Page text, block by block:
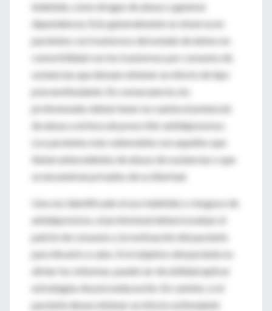
indebida, como drogas de abuso y generar
dependencia. Esto generalmente se observa en
pacientes con trastornos del estado de ánimo en
comorbilidad con los trastornos por consumo de
sustancias que desean obtener un efecto de tipo
psicoestimulante. En consecuencia, los
profesionales deben tener en cuenta el potencial
de abuso a la hora de prescribir antidepresivos.
Los pacientes más vulnerables son aquellos que
tienen antecedentes de abuso de sustancias o que
se encuentran privados de su libertad.
Una vez identificado el uso indebido o riesgoso de
antidepresivos, el profesional deberá evaluar el
patrón de consumo y la motivación del paciente
para llevarlo a cabo. Si el objetivo del paciente es
aliviar los síntomas, puede ser de utilidad aplicar
estrategias de psicoeducación. En cambio, si el
paciente desea obtener un efecto estimulante